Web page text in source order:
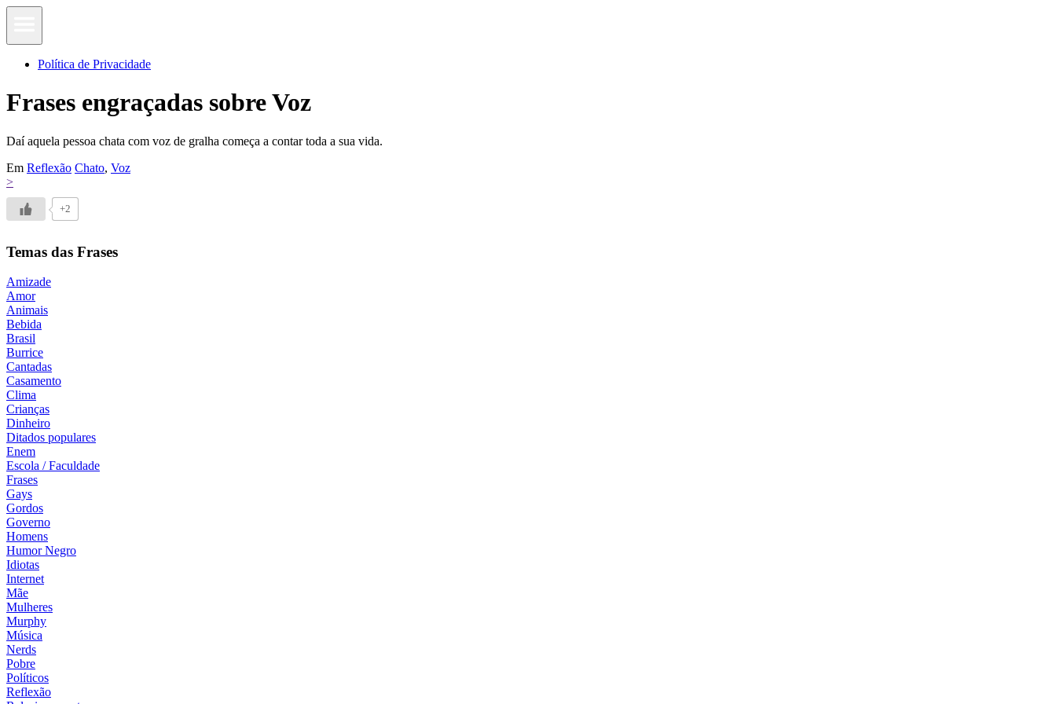
Política de Privacidade
Frases engraçadas sobre Voz
Daí aquela pessoa chata com voz de gralha começa a contar toda a sua vida.
Em Reflexão Chato, Voz
>
+2
Temas das Frases
Amizade
Amor
Animais
Bebida
Brasil
Burrice
Cantadas
Casamento
Clima
Crianças
Dinheiro
Ditados populares
Enem
Escola / Faculdade
Frases
Gays
Gordos
Governo
Homens
Humor Negro
Idiotas
Internet
Mãe
Mulheres
Murphy
Música
Nerds
Pobre
Políticos
Reflexão